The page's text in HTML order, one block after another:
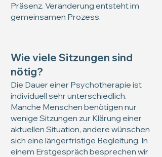
Präsenz. Veränderung entsteht im
gemeinsamen Prozess.
Wie viele Sitzungen sind
nötig?
Die Dauer einer Psychotherapie ist
individuell sehr unterschiedlich.
Manche Menschen benötigen nur
wenige Sitzungen zur Klärung einer
aktuellen Situation, andere wünschen
sich eine längerfristige Begleitung. In
einem Erstgespräch besprechen wir